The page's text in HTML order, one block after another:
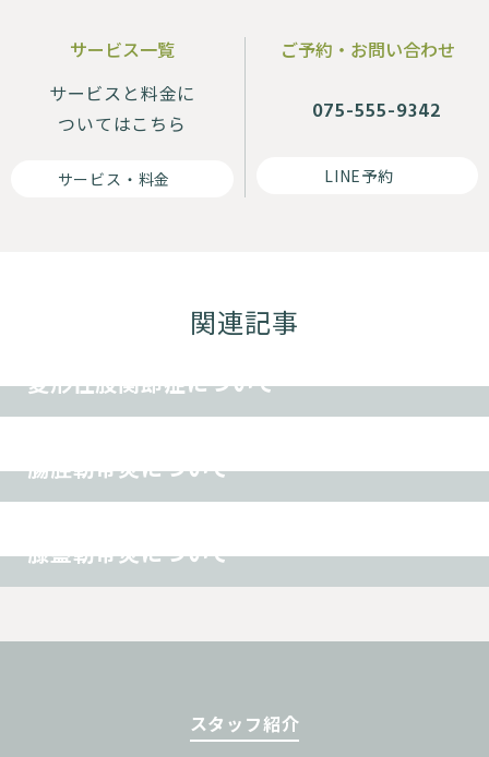
サービス一覧
サービスと料金に
ついてはこちら
サービス・料金
ご予約・お問い合わせ
075-555-9342
LINE予約
関連記事
変形性股関節症について
腸脛靭帯炎について
膝蓋靭帯炎について
スタッフ紹介